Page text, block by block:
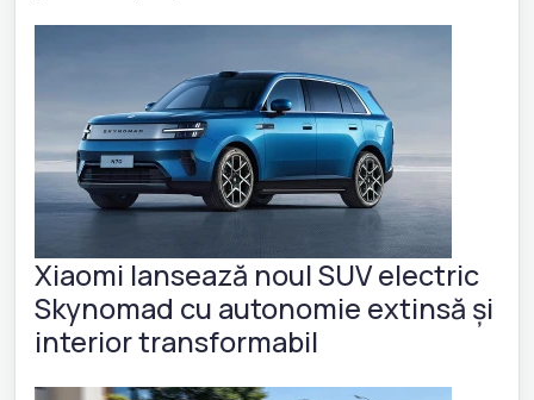
Xiaomi lansează noul SUV electric
Skynomad cu autonomie extinsă și
interior transformabil